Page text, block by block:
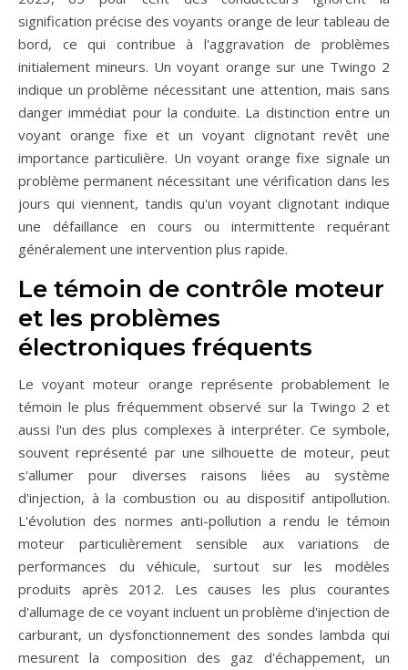
signification précise des voyants orange de leur tableau de
bord, ce qui contribue à l'aggravation de problèmes
initialement mineurs. Un voyant orange sur une Twingo 2
indique un problème nécessitant une attention, mais sans
danger immédiat pour la conduite. La distinction entre un
voyant orange fixe et un voyant clignotant revêt une
importance particulière. Un voyant orange fixe signale un
problème permanent nécessitant une vérification dans les
jours qui viennent, tandis qu'un voyant clignotant indique
une défaillance en cours ou intermittente requérant
généralement une intervention plus rapide.
Le témoin de contrôle moteur
et les problèmes
électroniques fréquents
Le voyant moteur orange représente probablement le
témoin le plus fréquemment observé sur la Twingo 2 et
aussi l'un des plus complexes à interpréter. Ce symbole,
souvent représenté par une silhouette de moteur, peut
s'allumer pour diverses raisons liées au système
d'injection, à la combustion ou au dispositif antipollution.
L'évolution des normes anti-pollution a rendu le témoin
moteur particulièrement sensible aux variations de
performances du véhicule, surtout sur les modèles
produits après 2012. Les causes les plus courantes
d'allumage de ce voyant incluent un problème d'injection de
carburant, un dysfonctionnement des sondes lambda qui
mesurent la composition des gaz d'échappement, un